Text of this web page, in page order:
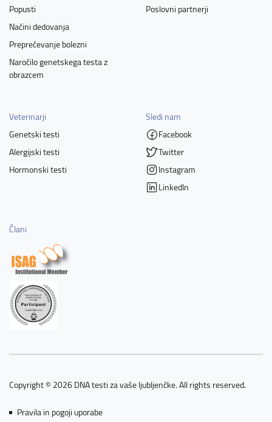
Popusti
Načini dedovanja
Preprečevanje bolezni
Naročilo genetskega testa z
obrazcem
Poslovni partnerji
Veterinarji
Genetski testi
Alergijski testi
Hormonski testi
Sledi nam
Facebook
Twitter
Instagram
LinkedIn
Člani
Copyright © 2026 DNA testi za vaše ljubljenčke. All rights reserved.
Pravila in pogoji uporabe